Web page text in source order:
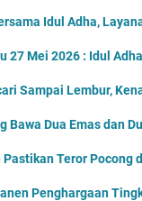
Idul Adha,
27 Mei 2026 : Idul
Sampai Lembur,
Bawa Dua Emas dan
Teror Pocong
Penghargaan